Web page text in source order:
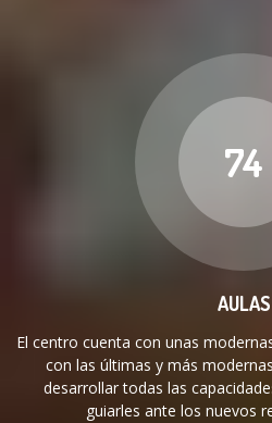
74
AULAS
El centro cuenta con unas
con las últimas y más
desarrollar todas las
guiarles ante los nuevos